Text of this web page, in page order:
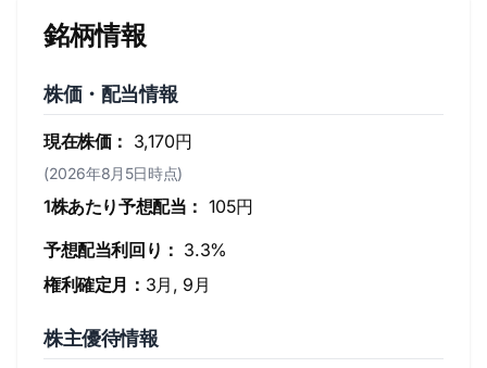
銘柄情報
株価・配当情報
現在株価： 3,170円
(2026年8月5日時点)
1株あたり予想配当： 105円
予想配当利回り： 3.3%
権利確定月： 3月, 9月
株主優待情報